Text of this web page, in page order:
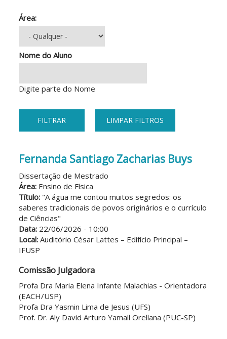
Área:
Nome do Aluno
Digite parte do Nome
Fernanda Santiago Zacharias Buys
Dissertação de Mestrado
Área: Ensino de Física
Título: "A água me contou muitos segredos: os
saberes tradicionais de povos originários e o currículo
de Ciências"
Data: 22/06/2026 - 10:00
Local:Auditório César Lattes – Edifício Principal –
IFUSP
Comissão Julgadora
Profa Dra Maria Elena Infante Malachias - Orientadora
(EACH/USP)
Profa Dra Yasmin Lima de Jesus (UFS)
Prof. Dr. Aly David Arturo Yamall Orellana (PUC-SP)